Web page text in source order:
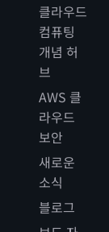
클라우드
컴퓨팅
개념 허
브
AWS 클
라우드
보안
새로운
소식
블로그